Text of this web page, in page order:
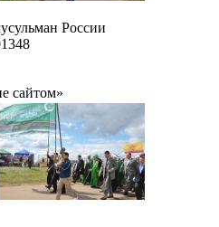
России
сайтом»